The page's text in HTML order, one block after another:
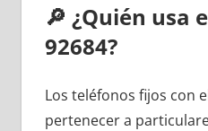
🔎 ¿Quién usa
92684?
Los teléfonos fijos сοn
pertenecer а